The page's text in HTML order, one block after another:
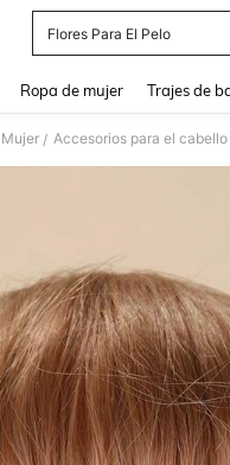
Flores Para El Pelo
Ropa de mujer Trajes de
/ Accesorios para el